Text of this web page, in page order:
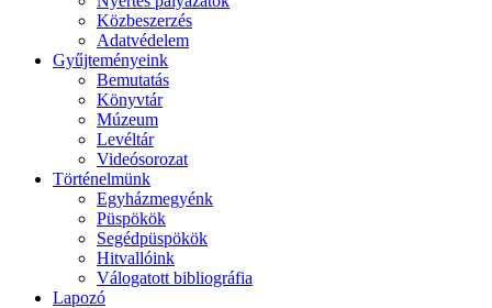
Közbeszerzés
Adatvédelem
Gyűjteményeink
Bemutatás
Könyvtár
Múzeum
Levéltár
Videósorozat
Történelmünk
Egyházmegyénk
Püspökök
Segédpüspökök
Hitvallóink
Válogatott bibliográfia
Lapozó